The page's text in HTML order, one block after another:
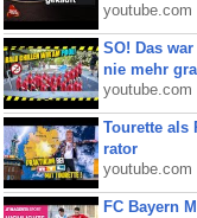
youtube.com
SO! Das
nie mehr
youtube.com
Tourette als
rator
youtube.com
FC Bayern